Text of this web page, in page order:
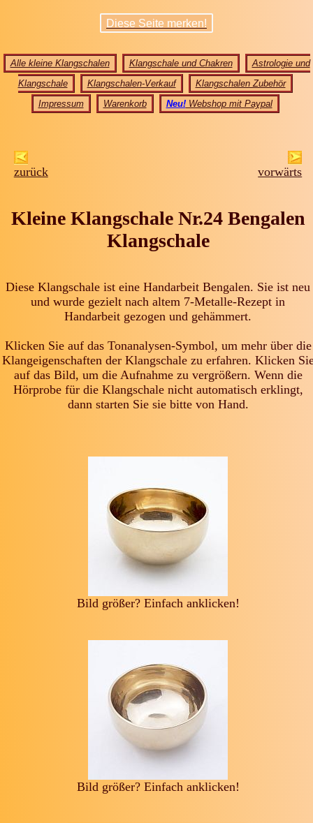
Diese Seite merken!
Alle kleine Klangschalen Klangschale und Chakren
Astrologie und
Klangschale
Klangschalen-Verkauf
Klangschalen Zubehör
Impressum
Warenkorb Neu!Webshop mit Paypal
zurück vorwärts
Kleine Klangschale Nr.24 Bengalen
Klangschale
Diese Klangschale ist eine Handarbeit Bengalen. Sie ist neu
und wurde gezielt nach altem 7-Metalle-Rezept in
Handarbeit gezogen und gehämmert.
Klicken Sie auf das Tonanalysen-Symbol, um mehr über die
Klangeigenschaften der Klangschale zu erfahren. Klicken
auf das Bild, um die Aufnahme zu vergrößern. Wenn die
Hörprobe für die Klangschale nicht automatisch erklingt,
dann starten Sie sie bitte von Hand.
Bild größer? Einfach anklicken!
Bild größer? Einfach anklicken!